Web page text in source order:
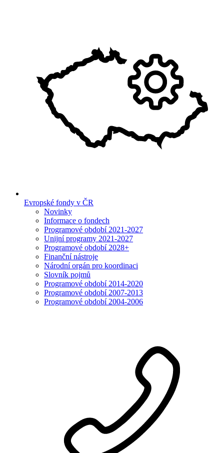
Evropské fondy v ČR
Novinky
Informace o fondech
Programové období 2021-2027
Unijní programy 2021-2027
Programové období 2028+
Finanční nástroje
Národní orgán pro koordinaci
Slovník pojmů
Programové období 2014-2020
Programové období 2007-2013
Programové období 2004-2006